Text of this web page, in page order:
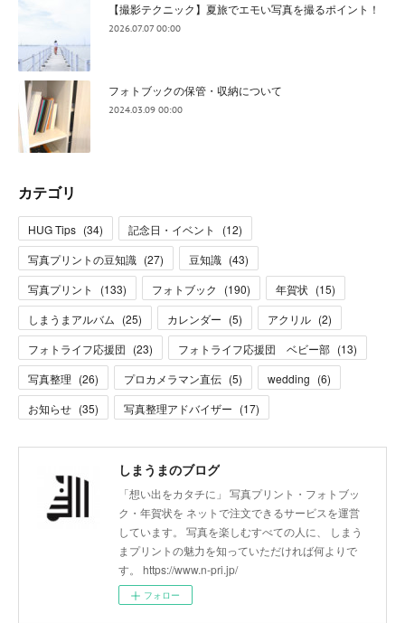
【撮影テクニック】夏旅でエモい写真を撮るポイント！
2026.07.07 00:00
フォトブックの保管・収納について
2024.03.09 00:00
カテゴリ
HUG Tips (34) 記念日・イベント (12)
写真プリントの豆知識 (27) 豆知識 (43)
写真プリント
(133) フォトブック (190) 年賀状 (15)
しまうまアルバム (25) カレンダー (5) アクリル (2)
フォトライフ応援団 (23) フォトライフ応援団 ベビー部 (13)
写真整理 (26) プロカメラマン直伝 (5) wedding (6)
お知らせ (35) 写真整理アドバイザー (17)
しまうまのブログ
「想い出をカタチに」 写真プリント・フォトブッ
ク・年賀状を ネットで注文できるサービスを運営
しています。 写真を楽しむすべての人に、 しまう
まプリントの魅力を知っていただければ何よりで
す。 https://www.n-pri.jp/
フォロー